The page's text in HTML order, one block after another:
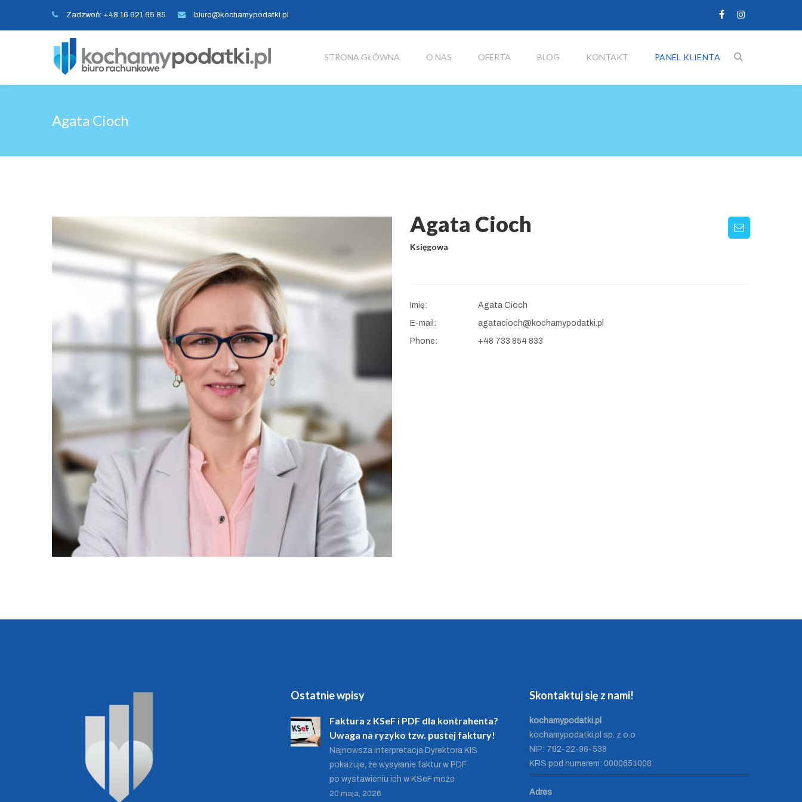
Zadzwoń: +48 16 621 65 85 biuro@kochamypodatki.pl
STRONA GŁÓWNA O NAS OFERTA BLOG KONTAKT PANEL KLIENTA
Agata Cioch
Agata Cioch
Księgowa
Imię:
Agata Cioch
E-mail:
agatacioch@kochamypodatki.pl
Phone:
+48 733 854 833
Ostatnie wpisy
Faktura z KSeF i PDF dla kontrahenta?
Uwaga na ryzyko tzw. pustej faktury!
Najnowsza interpretacja Dyrektora KIS
pokazuje, że wysyłanie faktur w PDF
po wystawieniu ich w KSeF może
20 maja, 2026
Skontaktuj się z nami!
kochamypodatki.pl
kochamypodatki.pl sp. z o.o
NIP: 792-22-96-538
KRS pod numerem: 0000651008
Adres